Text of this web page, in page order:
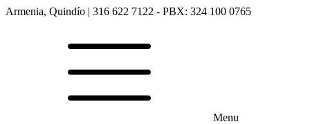
Armenia, Quindío | 316 622 7122 - PBX: 324 100 0765
Menu